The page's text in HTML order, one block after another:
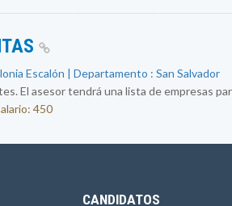
Escalón | Departamento : San Salvador
El asesor tendrá una lista de empresas
450
CANDIDATOS